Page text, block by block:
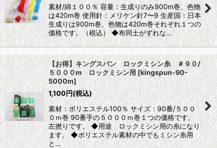
絞り込む
素材/綿１００％ 容量：生成りのみ900m巻、色物
は420m巻 使用針：メリケン針7〜9 生産国：日本
生成りは900m巻、色物は420m巻それぞれ１つの
価格です。（税込） ◆布同士がずれな…
【お得】キングスパン ロックミシン糸 ＃９０/
５０００m ロックミシン用 [kingspun-90-
5000m]
1,100円(税込)
素材：ポリエステル100％ サイズ：90番/５００
０ｍ巻 90番手の５０００ｍ巻１つの価格です。
左撚りです。 ◆用途 ロックミシン用の糸になり
ます。 ◆ポリエステル素材の中でもミシン糸用
と…